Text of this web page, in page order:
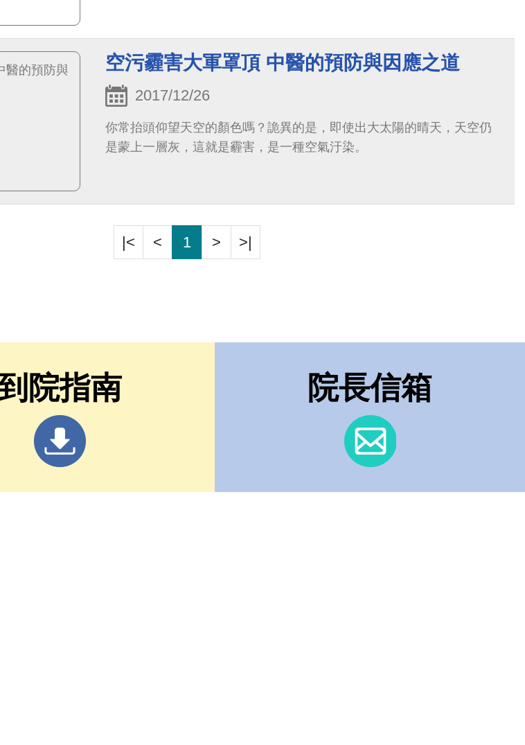
空污霾害大軍罩頂 中醫的預防與因應之道
2017/12/26
你常抬頭仰望天空的顏色嗎？詭異的是，即使出大太陽的晴天，天空仍
是蒙上一層灰，這就是霾害，是一種空氣汙染。
|< < 1 > >|
院指南 院長信箱